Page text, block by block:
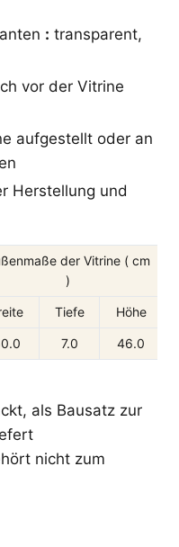
: transparent,
vor der Vitrine
aufgestellt oder an
Herstellung und
der Vitrine ( cm
)
Tiefe Höhe
7.0 46.0
als Bausatz zur
nicht zum